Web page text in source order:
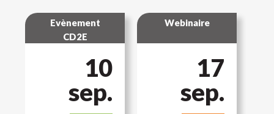
Evènement
CD2E
10
sep.
Webinaire
17
sep.